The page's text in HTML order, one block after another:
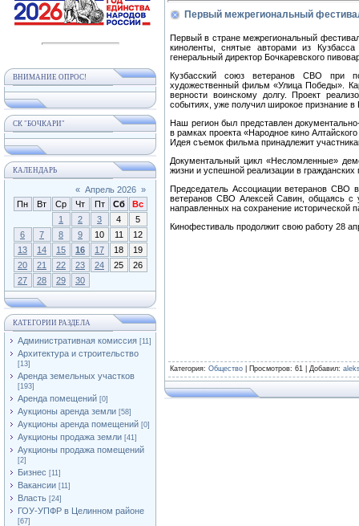
ВНИМАНИЕ ОПРОС!
СК "БОЧКАРИ"
КАЛЕНДАРЬ
« Апрель 2026 »
Пн
Вт Ср Чт Пт Сб
Вс
1
2 3 4
5
6
7 8 9 10 11
12
13
14 15 16 17 18
19
20
21 22 23 24 25
26
27
28 29 30
КАТЕГОРИИ РАЗДЕЛА
Административная комиссия [11]
Архитектура и строительство
[13]
Аренда земельных участков
[193]
Аренда помещений [0]
Аукционы аренда земли [58]
Аукционы аренда помещений [0]
Аукционы продажа земли [41]
Аукционы продажа помещений
[2]
Бизнес [11]
Вакансии [11]
Власть [24]
ГОУ-УПФР в Целинном районе
[67]
Первый межрегиональный
Первый в стране межрегиональный
киноленты, снятые авторами из
генеральный директор Бочкаревского
Кузбасский союз ветеранов СВО при
художественный фильм «Улица Победы».
верности воинскому долгу. Проект
событиях, уже получил широкое признание в
Наш регион был представлен
в рамках проекта «Народное кино
Идея съемок фильма принадлежит
Документальный цикл «Несломленные»
жизни и успешной реализации в
Председатель Ассоциации ветеранов СВО
ветеранов СВО Алексей Савин, общаясь с
направленных на сохранение исторической
Кинофестиваль продолжит свою работу 28
Категория: Общество Просмотров: 61 | Добавил: